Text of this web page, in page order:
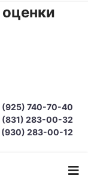
(925) 740-70-40
(831) 283-00-32
(930) 283-00-12